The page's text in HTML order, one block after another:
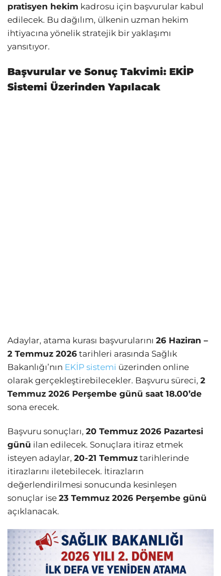
pratisyen hekim kadrosu için başvurular kabul
edilecek. Bu dağılım, ülkenin uzman hekim
ihtiyacına yönelik stratejik bir yaklaşımı
yansıtıyor.
Başvurular ve Sonuç Takvimi: EKİP
Sistemi Üzerinden Yapılacak
Adaylar, atama kurası başvurularını 26 Haziran –
2 Temmuz 2026 tarihleri arasında Sağlık
Bakanlığı’nın EKİP sistemi üzerinden online
olarak gerçekleştirebilecekler. Başvuru süreci, 2
Temmuz 2026 Perşembe günü saat 18.00’de
sona erecek.
Başvuru sonuçları, 20 Temmuz 2026 Pazartesi
günü ilan edilecek. Sonuçlara itiraz etmek
isteyen adaylar, 20-21 Temmuz tarihlerinde
itirazlarını iletebilecek. İtirazların
değerlendirilmesi sonucunda kesinleşen
sonuçlar ise 23 Temmuz 2026 Perşembe günü
açıklanacak.